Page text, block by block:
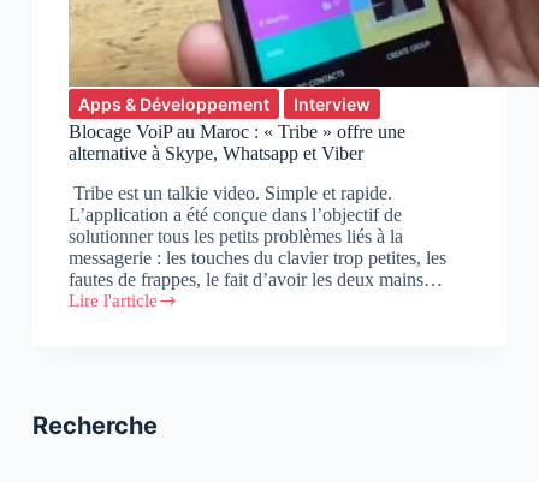
Apps & Développement
Interview
Blocage VoiP au Maroc : « Tribe » offre une
alternative à Skype, Whatsapp et Viber
Tribe est un talkie video. Simple et rapide.
L’application a été conçue dans l’objectif de
solutionner tous les petits problèmes liés à la
messagerie : les touches du clavier trop petites, les
fautes de frappes, le fait d’avoir les deux mains…
Lire l'article
Blocage
offre
Recherche